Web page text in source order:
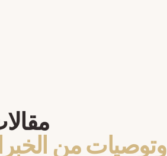
وتوصيات من